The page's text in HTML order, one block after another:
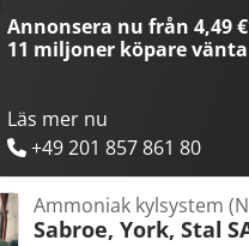
Annonsera nu från 4,49 €
11 miljoner köpare
Läs mer nu
+49 201 857 861 80
Ammoniak kylsystem
Sabroe, York, Stal